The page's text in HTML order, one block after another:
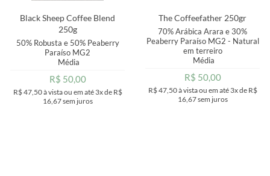
Black Sheep Coffee Blend
250g
50% Robusta e 50% Peaberry
Paraíso MG2
Média
R$ 50,00
R$ 47,50à vista ou em até 3xde R$
16,67sem juros
The Coffeefather 250gr
70% Arábica Arara e 30%
Peaberry Paraíso MG2 - Natural
em terreiro
Média
R$ 50,00
R$ 47,50à vista ou em até 3xde R$
16,67sem juros